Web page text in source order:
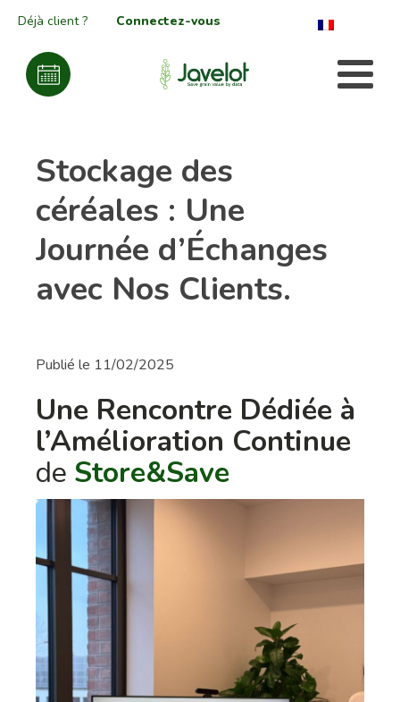
Déjà client ? Connectez-vous
Stockage des
céréales : Une
Journée d’Échanges
avec Nos Clients.
Publié le 11/02/2025
Une Rencontre Dédiée à
l’Amélioration Continue
de Store&Save